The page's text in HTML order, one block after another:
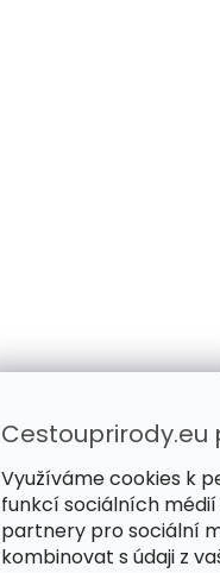
Cestouprirody.eu
Využíváme cookies k
funkcí sociálních
partnery pro sociální
kombinovat s údaji z